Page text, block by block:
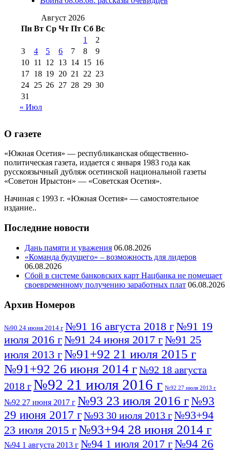
2017 г(9)
№99 4 августа
2016 г(12) №99 8 июля 2014 г
августа 2012 г(11)
августа 2013 г
(12)
Август 2026
Пн Вт Ср Чт Пт Сб Вс
1
2
3
4 5 6 7 8
9
10 11 12 13 14 15 16
17 18 19 20 21 22 23
24 25 26 27 28 29 30
31
« Июл
О газете
«Южная Осетия» — республиканская общественно-
политическая газета, издается с января 1983 года как
русскоязычный дубляж осетинской национальной газеты
«Советон Ирыстон» — «Советская Осетия».
Начиная с 1993 г. «Южная Осетия» — самостоятельное
издание..
Последние новости
Дань памяти и уважения 06.08.2026
«Команда будущего» – возможность для лидеров
06.08.2026
Сбой в системе банковских карт Нацбанка не помешает
своевременному получению заработных плат 06.08.2026
Архив Номеров
№90 24 июня 2014 г №91 16 августа 2018 г№91 19
июля 2016 г№91 24 июня 2017 г№91 25
июля 2013 г№91+92 21 июля 2015 г
№91+92 26 июня 2014 г№92 18 августа
2018 г№92 21 июля 2016 г №92 27 июля 2013 г
№92 27 июня 2017 г №93 23 июля 2016 г№93
29 июня 2017 г№93 30 июля 2013 г№93+94
23 июля 2015 г№93+94 28 июня 2014 г
№94 1 августа 2013 г №94 1 июля 2017 г№94 26